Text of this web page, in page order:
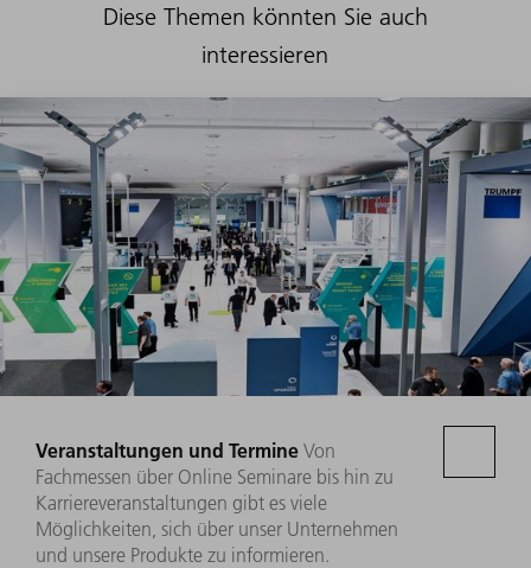
Diese Themen könnten Sie auch
interessieren
Veranstaltungen und Termine Von
Fachmessen über Online Seminare bis hin zu
Karriereveranstaltungen gibt es viele
Möglichkeiten, sich über unser Unternehmen
und unsere Produkte zu informieren.